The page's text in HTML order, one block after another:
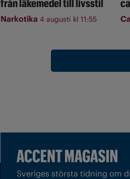
från läkemedel till livsstil
Narkotika 4 augusti kl 11:55
Sveriges största tidning om